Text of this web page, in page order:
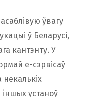
ўвагу
ў Беларусі,
кантэнту. У
е-сэрвісаў
iншых устаноў